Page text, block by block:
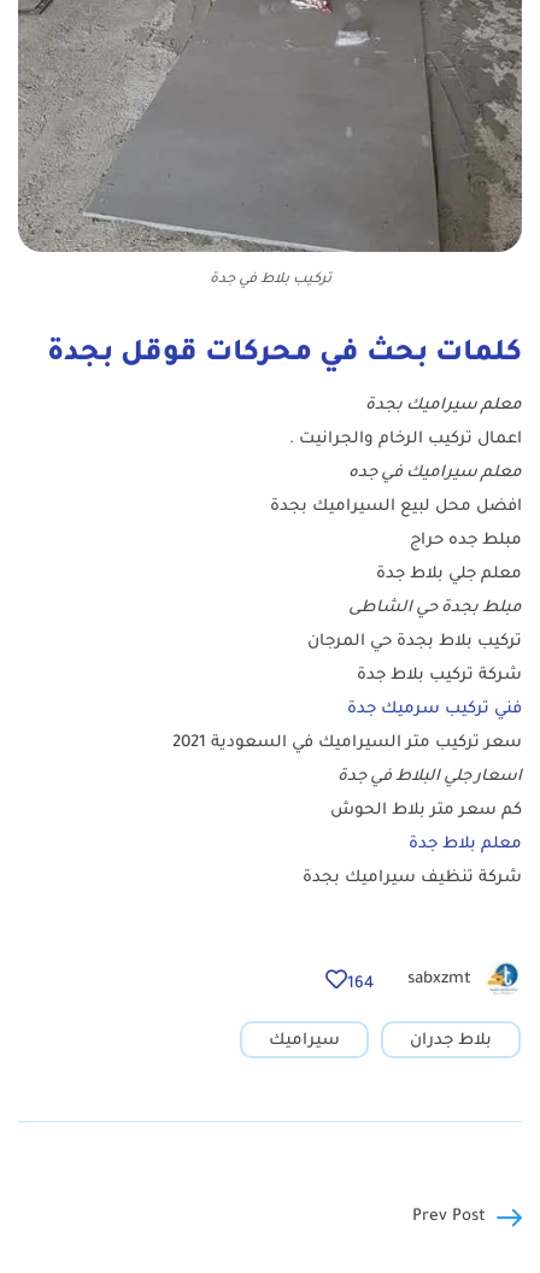
تركيب بلاط في جدة
كلمات بحث في محركات قوقل بجدة
معلم سيراميك بجدة
اعمال تركيب الرخام والجرانيت .
معلم سيراميك في جده
افضل محل لبيع السيراميك بجدة
مبلط جده حراج
معلم جلي بلاط جدة
مبلط بجدة حي الشاطى
تركيب بلاط بجدة حي المرجان
شركة تركيب بلاط جدة
فني تركيب سرميك جدة
سعر تركيب متر السيراميك في السعودية 2021
اسعار جلي البلاط في جدة
كم سعر متر بلاط الحوش
معلم بلاط جدة
شركة تنظيف سيراميك بجدة
sabxzmt
164
بلاط جدران سيراميك
Prev Post